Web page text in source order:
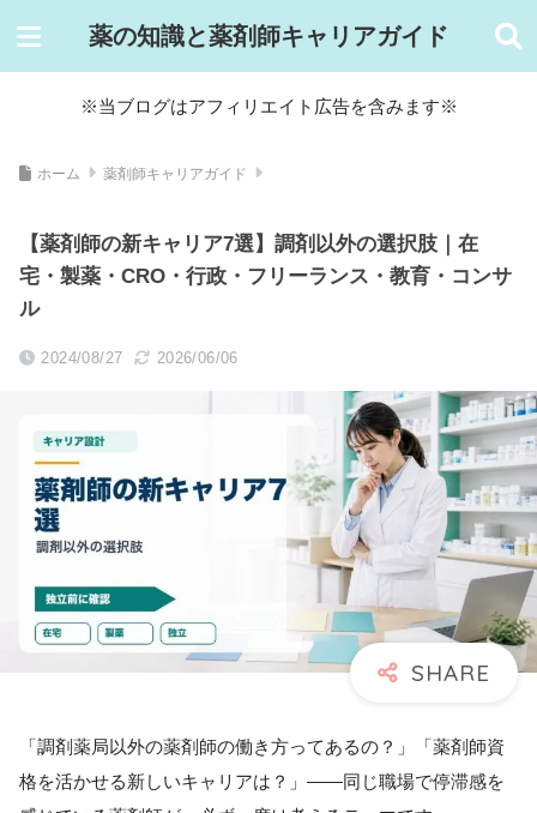
薬の知識と薬剤師キャリアガイド
※当ブログはアフィリエイト広告を含みます※
ホーム 薬剤師キャリアガイド
【薬剤師の新キャリア7選】調剤以外の選択肢｜在
宅・製薬・CRO・行政・フリーランス・教育・コンサ
ル
2024/08/27 2026/06/06
「調剤薬局以外の薬剤師の働き方ってあるの？」「薬剤師資
格を活かせる新しいキャリアは？」――同じ職場で停滞感を